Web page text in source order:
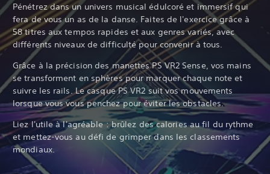
Pénétrez dans un univers musical édulcoré et immersif qui
fera de vous un as de la danse. Faites de l'exercice grâce à
58 titres aux tempos rapides et aux genres variés, avec
différents niveaux de difficulté pour convenir à tous.
Grâce à la précision des manettes PS VR2 Sense, vos mains
se transforment en sphères pour marquer chaque note et
suivre les rails. Le casque PS VR2 suit vos mouvements
lorsque vous vous penchez pour éviter les obstacles. ‎
Liez l'utile à l'agréable : brûlez des calories au fil du rythme
et mettez-vous au défi de grimper dans les classements
mondiaux.